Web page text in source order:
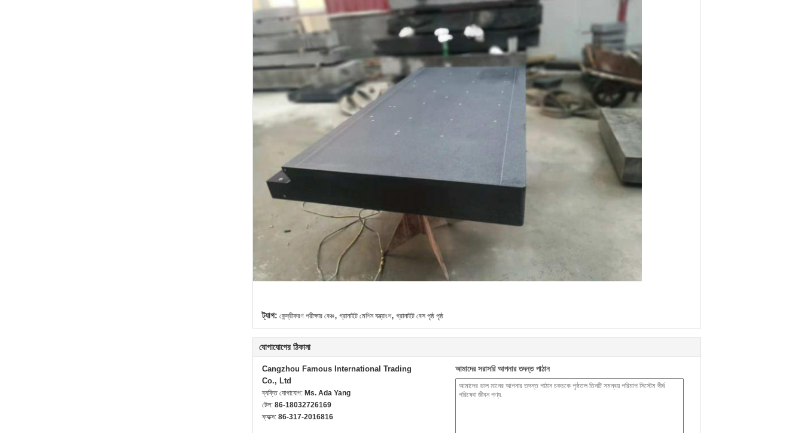
ট্যাগ: কেন্দ্রীকরণ পরীক্ষার বেঞ্চ, গ্রানাইট মেশিন যন্ত্রাংশ, গ্রানাইট বেস পৃষ্ঠ পৃষ্ঠ
যোগাযোগের ঠিকানা
Cangzhou Famous International Trading
Co., Ltd
ব্যক্তি যোগাযোগ: Ms. Ada Yang
টেল: 86-18032726169
ফ্যাক্স: 86-317-2016816
আমাদের সরাসরি আপনার তদন্ত পাঠান